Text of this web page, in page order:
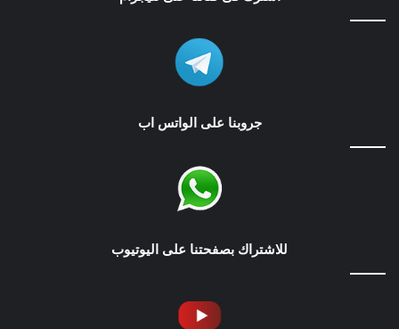
جروبنا على الواتس اب
للاشتراك بصفحتنا على اليوتيوب